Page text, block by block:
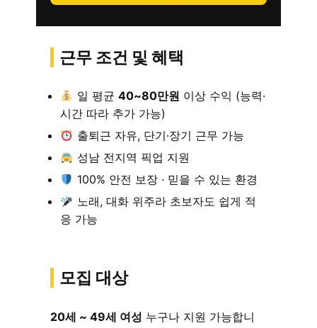
근무 조건 및 혜택
일 평균 40~80만원 이상 수익 (능력·
시간 따라 추가 가능)
출퇴근 자유, 단기·장기 근무 가능
성남 전지역 픽업 지원
100% 안전 보장 · 믿을 수 있는 환경
노래, 대화 위주라 초보자도 쉽게 적
응 가능
모집 대상
20세 ~ 49세 여성 누구나 지원 가능합니